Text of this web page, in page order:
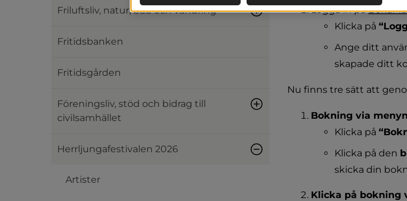
Friluftsliv, natur, bad och vandring
Fritidsbanken
Fritidsgården
Föreningsliv, stöd och bidrag till
civilsamhället
Herrljungafestivalen 2026
Artister
Logga in på
Klicka på
Ange ditt
skapade ditt
Nu finns tre sätt att
Bokning via menyn
Klicka på
Klicka på den
skicka din
Klicka på bokning